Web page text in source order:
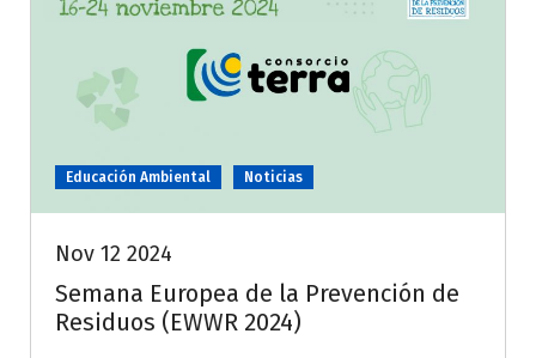
Educación Ambiental Noticias
Nov 12 2024
Semana Europea de la Prevención de
Residuos (EWWR 2024)